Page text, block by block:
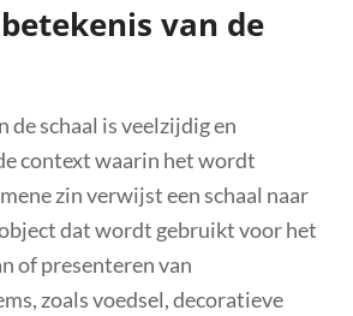
van de
de schaal is veelzijdig en
context waarin het wordt
zin verwijst een schaal naar
dat wordt gebruikt voor het
of presenteren van
zoals voedsel, decoratieve